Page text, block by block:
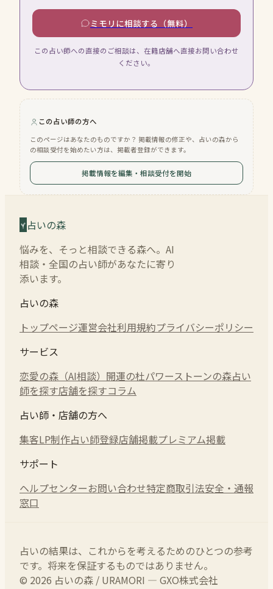
ミモリに相談する（無料）
この占い師への直接のご相談は、在籍店舗へ直接お問い合わせ
ください。
この占い師の方へ
このページはあなたのものですか？ 掲載情報の修正や、占いの森から
の相談受付を始めたい方は、掲載者登録ができます。
掲載情報を編集・相談受付を開始
占いの森
悩みを、そっと相談できる森へ。AI
相談・全国の占い師があなたに寄り
添います。
占いの森
トップページ運営会社利用規約プライバシーポリシー
サービス
恋愛の森（AI相談） 開運の杜パワーストーンの森占い
師を探す店舗を探すコラム
占い師・店舗の方へ
集客LP制作占い師登録店舗掲載プレミアム掲載
サポート
ヘルプセンターお問い合わせ特定商取引法安全・通報
窓口
占いの結果は、これからを考えるためのひとつの参考
です。将来を保証するものではありません。
© 2026 占いの森 / URAMORI — GXO株式会社